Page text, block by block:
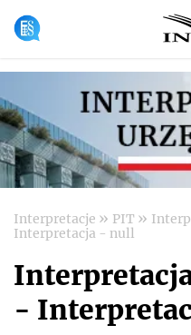
Interpretacje » PIT »
Interpretacja - null
-